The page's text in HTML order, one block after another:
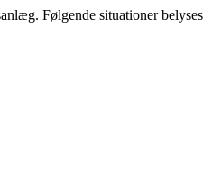
Følgende situationer